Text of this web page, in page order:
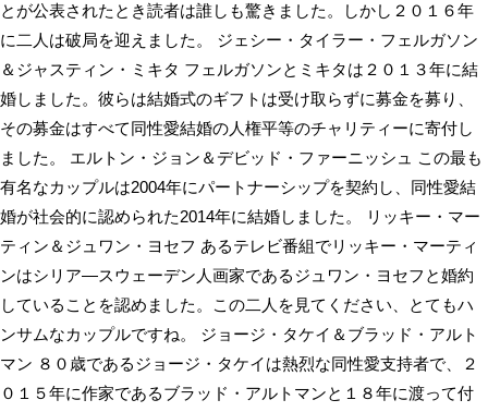
とが公表されたとき読者は誰しも驚きました。しかし２０１６年
に二人は破局を迎えました。 ジェシー・タイラー・フェルガソン
＆ジャスティン・ミキタ フェルガソンとミキタは２０１３年に結
婚しました。彼らは結婚式のギフトは受け取らずに募金を募り、
その募金はすべて同性愛結婚の人権平等のチャリティーに寄付し
ました。 エルトン・ジョン＆デビッド・ファーニッシュ この最も
有名なカップルは2004年にパートナーシップを契約し、同性愛結
婚が社会的に認められた2014年に結婚しました。 リッキー・マー
ティン＆ジュワン・ヨセフ あるテレビ番組でリッキー・マーティ
ンはシリア―スウェーデン人画家であるジュワン・ヨセフと婚約
していることを認めました。この二人を見てください、とてもハ
ンサムなカップルですね。 ジョージ・タケイ＆ブラッド・アルト
マン ８０歳であるジョージ・タケイは熱烈な同性愛支持者で、２
０１５年に作家であるブラッド・アルトマンと１８年に渡って付